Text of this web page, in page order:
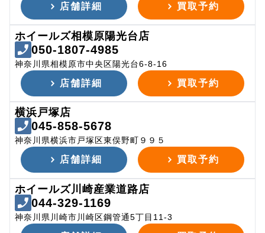
店舗詳細 買取予約
ホイールズ相模原陽光台店
050-1807-4985
神奈川県相模原市中央区陽光台6-8-16
店舗詳細 買取予約
横浜戸塚店
045-858-5678
神奈川県横浜市戸塚区東俣野町９９５
店舗詳細 買取予約
ホイールズ川崎産業道路店
044-329-1169
神奈川県川崎市川崎区鋼管通5丁目11-3